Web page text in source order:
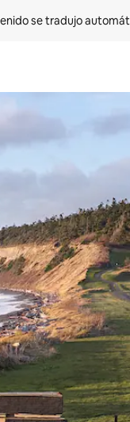
se tradujo
las teclas de las